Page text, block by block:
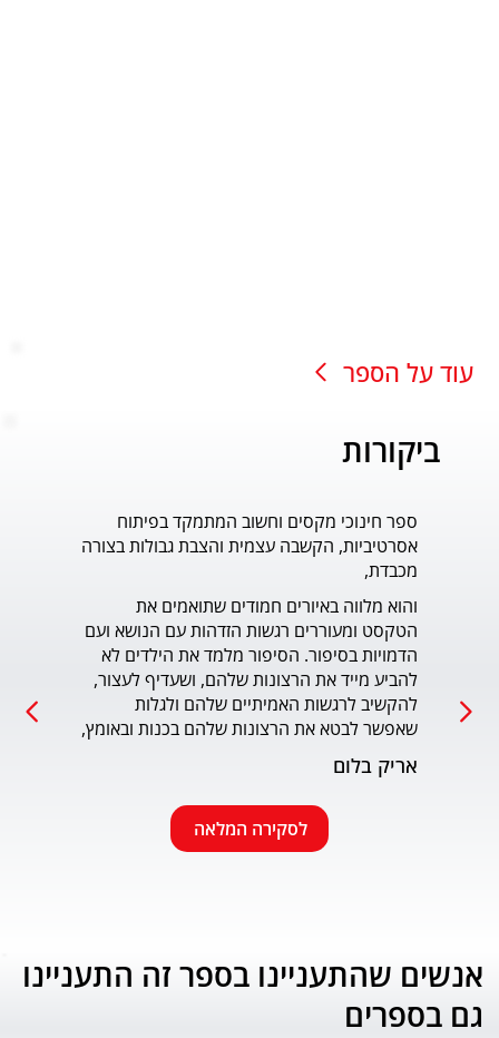
עוד על הספר
ביקורות
ספר חינוכי מקסים וחשוב המתמקד בפיתוח
אסרטיביות, הקשבה עצמית והצבת גבולות בצורה
מכבדת,
והוא מלווה באיורים חמודים שתואמים את
הדמויות בסיפור. הסיפור מלמד את הילדים לא
להקשיב לרגשות האמיתיים שלהם ולגלות
ורגשית בגובה העיניים של הילדים. מומלץ בחום.
אריק בלום
לסקירה המלאה
אנשים שהתעניינו בספר זה התעניינו
גם בספרים